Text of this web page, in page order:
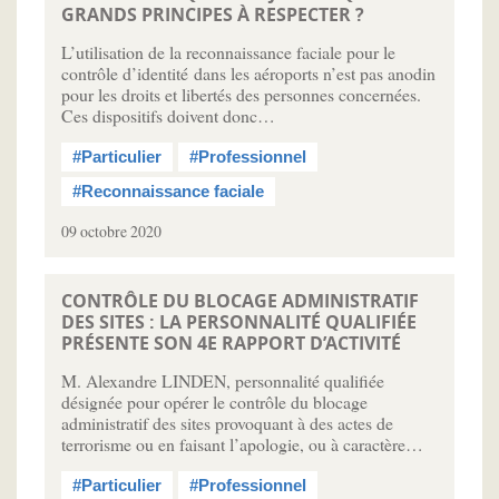
GRANDS PRINCIPES À RESPECTER ?
L’utilisation de la reconnaissance faciale pour le
contrôle d’identité dans les aéroports n’est pas anodin
pour les droits et libertés des personnes concernées.
Ces dispositifs doivent donc…
#Particulier
#Professionnel
#Reconnaissance faciale
09 octobre 2020
CONTRÔLE DU BLOCAGE ADMINISTRATIF
DES SITES : LA PERSONNALITÉ QUALIFIÉE
PRÉSENTE SON 4E RAPPORT D’ACTIVITÉ
M. Alexandre LINDEN, personnalité qualifiée
désignée pour opérer le contrôle du blocage
administratif des sites provoquant à des actes de
terrorisme ou en faisant l’apologie, ou à caractère…
#Particulier
#Professionnel